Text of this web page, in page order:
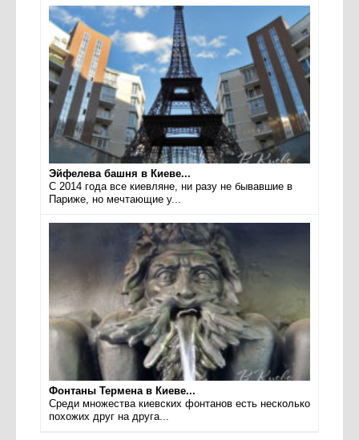
Эйфелева башня в Киеве...
С 2014 года все киевляне, ни разу не бывавшие в
Париже, но мечтающие у...
Фонтаны Термена в Киеве...
Среди множества киевских фонтанов есть несколько
похожих друг на друга...